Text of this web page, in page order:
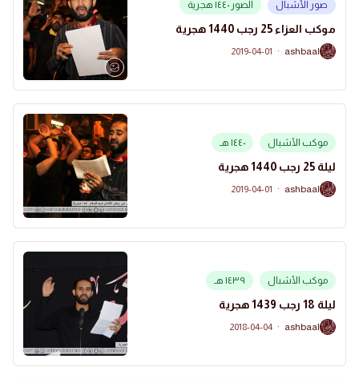
صور الأشبال الصور ١٤٤٠ هجرية
موكب العزاء 25 رجب 1440 هجرية
A
ashbaal
·
2019-04-01
موكب الأشبال ١٤٤٠ هـ
ليلة 25 رجب 1440 هجرية
A
ashbaal
·
2019-04-01
موكب الأشبال ١٤٣٩ هـ
ليلة 18 رجب 1439 هجرية
A
ashbaal
·
2018-04-04